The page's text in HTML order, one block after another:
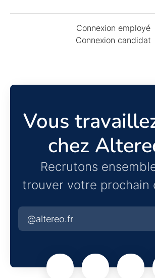
Connexion employé
Connexion candidat
Vous
chez
Recrutons
trouver votre prochain
@altereo.fr